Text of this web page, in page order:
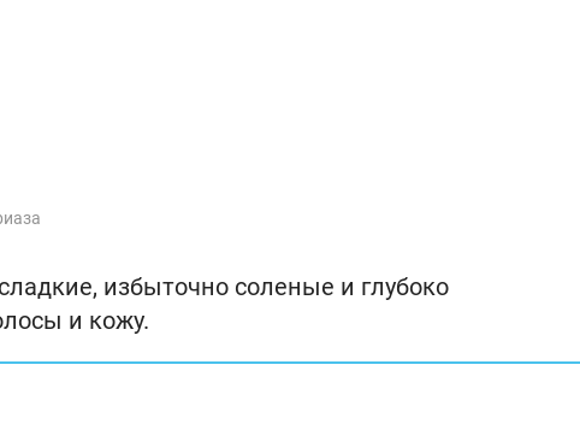
избыточно соленые и глубоко
и кожу.